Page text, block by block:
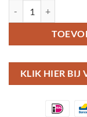
KLIK HIER BIJ